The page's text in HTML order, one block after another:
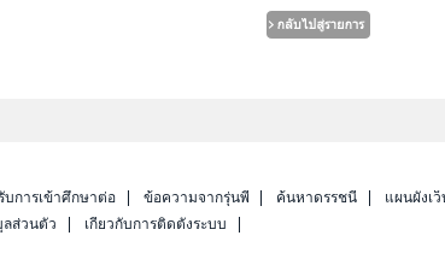
การเข้าศึกษาต่อ ข้อความจากรุ่นพี่ ค้นหาดรรชนี แผนผังเ
ลส่วนตัว
เกี่ยวกับการติดตั้งระบบ